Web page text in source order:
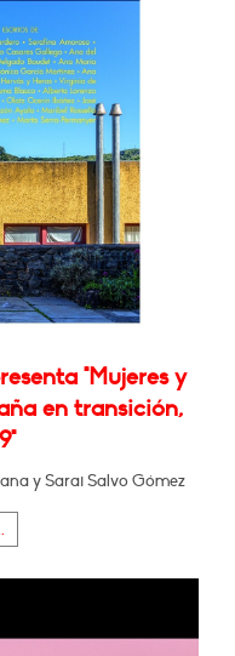
"Mujeres y
en transición,
y Sarai Salvo Gómez